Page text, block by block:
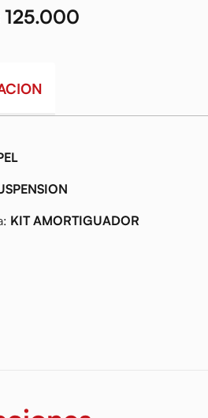
125.000
KIT AMORTIGUADOR